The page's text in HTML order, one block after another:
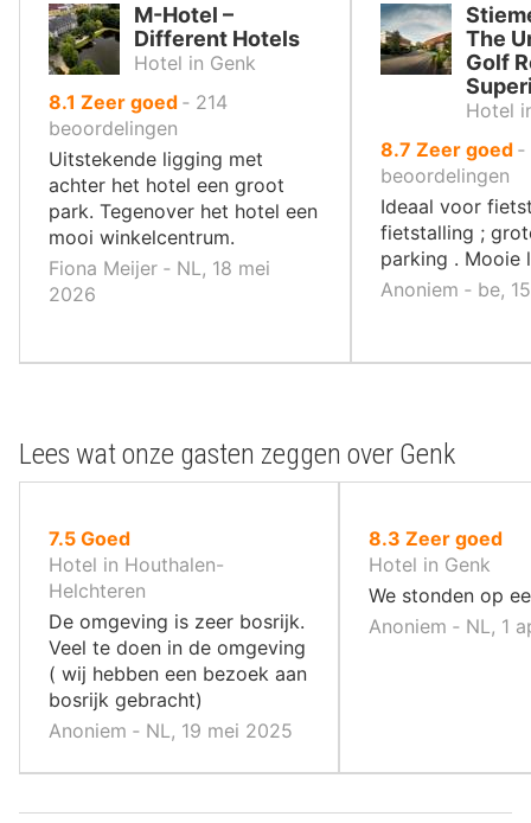
M-Hotel –
Different Hotels
Hotel in Genk
8.1 uit
10
,
Zeer goed ‐ 214
beoordelingen
Uitstekende ligging met
achter het hotel een groot
park. Tegenover het hotel een
mooi winkelcentrum.
Fiona Meijer ‐ NL, 18 mei
2026
The
Golf
Hotel
8.7 uit
10
,
Zeer goed ‐
beoordelingen
Ideaal voor
fietstalling ;
parking . Mooie
Anoniem ‐ be,
Lees wat onze gasten zeggen over Genk
7.5uit
10
,
Goed
Hotel in Houthalen-
Helchteren
De omgeving is zeer bosrijk.
Veel te doen in de omgeving
( wij hebben een bezoek aan
bosrijk gebracht)
Anoniem ‐ NL, 19 mei 2025
8.3 uit
10
,
Zeer goed
Hotel in Genk
We stonden op
Anoniem ‐ NL, 1